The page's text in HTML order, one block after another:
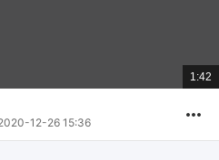
總
共
1:42
12-26 15:36